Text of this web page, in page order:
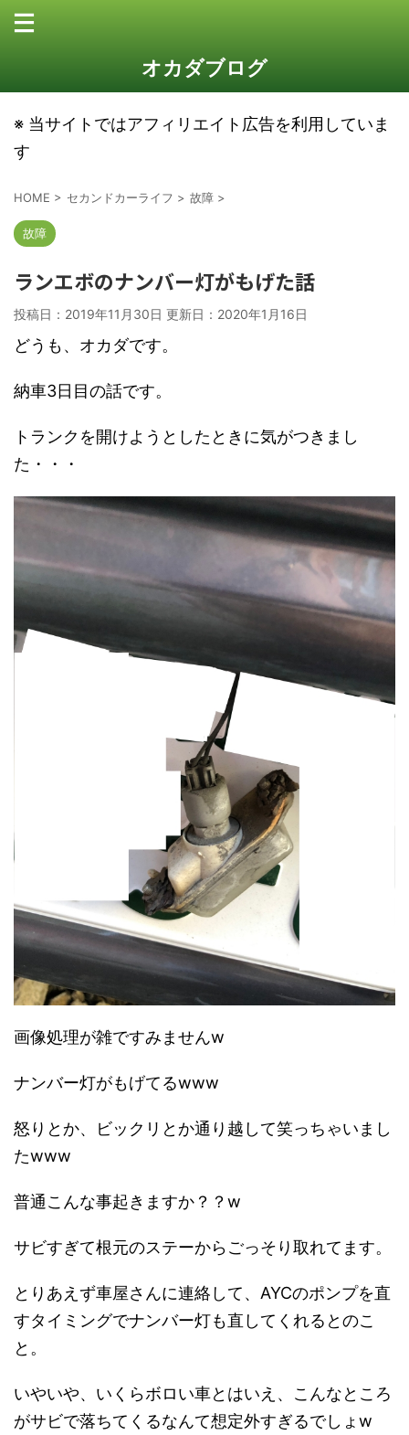
オカダブログ
※ 当サイトではアフィリエイト広告を利用していま
す
HOME > セカンドカーライフ > 故障 >
故障
ランエボのナンバー灯がもげた話
投稿日：2019年11月30日 更新日： 2020年1月16日
どうも、オカダです。
納車3日目の話です。
トランクを開けようとしたときに気がつきまし
た・・・
画像処理が雑ですみませんw
ナンバー灯がもげてるwww
怒りとか、ビックリとか通り越して笑っちゃいまし
たwww
普通こんな事起きますか？？w
サビすぎて根元のステーからごっそり取れてます。
とりあえず車屋さんに連絡して、AYCのポンプを直
すタイミングでナンバー灯も直してくれるとのこ
と。
いやいや、いくらボロい車とはいえ、こんなところ
がサビで落ちてくるなんて想定外すぎるでしょw